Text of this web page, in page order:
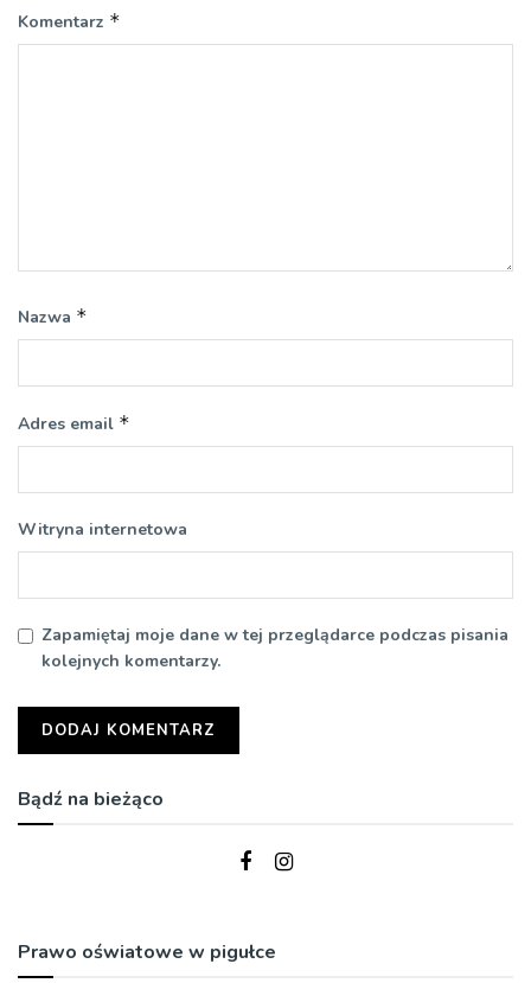
Komentarz *
Nazwa *
Adres email *
Witryna internetowa
Zapamiętaj moje dane w tej przeglądarce podczas pisania
kolejnych komentarzy.
Bądź na bieżąco
Prawo oświatowe w pigułce